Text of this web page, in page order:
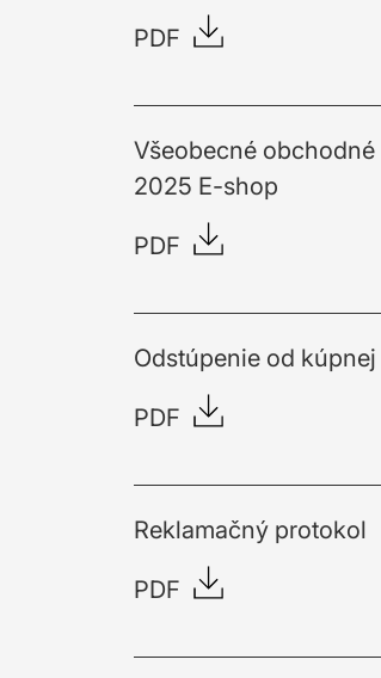
PDF
Všeobecné
2025 E-shop
PDF
Odstúpenie od
PDF
Reklamačný protokol
PDF